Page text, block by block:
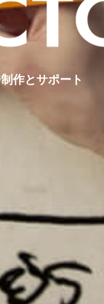
作とサポート